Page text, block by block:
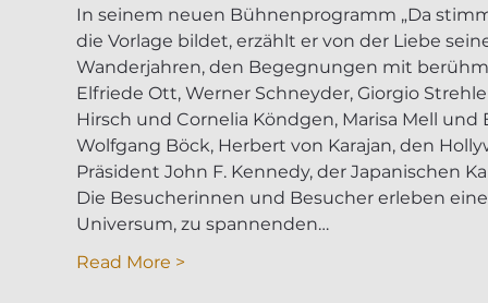
In seinem neuen Bühnenprogramm „Da
die Vorlage bildet, erzählt er von der Liebe
Wanderjahren, den Begegnungen mit
Elfriede Ott, Werner Schneyder, Giorgio
Hirsch und Cornelia Köndgen, Marisa Mell und
Wolfgang Böck, Herbert von Karajan, den
Präsident John F. Kennedy, der Japanischen
Die Besucherinnen und Besucher erleben
Universum, zu spannenden…
Read More >